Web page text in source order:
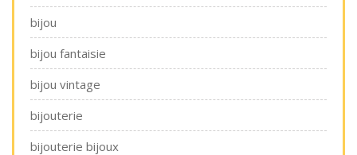
bijou
bijou fantaisie
bijou vintage
bijouterie
bijouterie bijoux